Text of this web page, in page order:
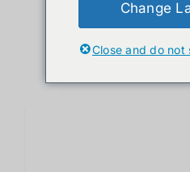
Show12 Products
Change
Close and do not